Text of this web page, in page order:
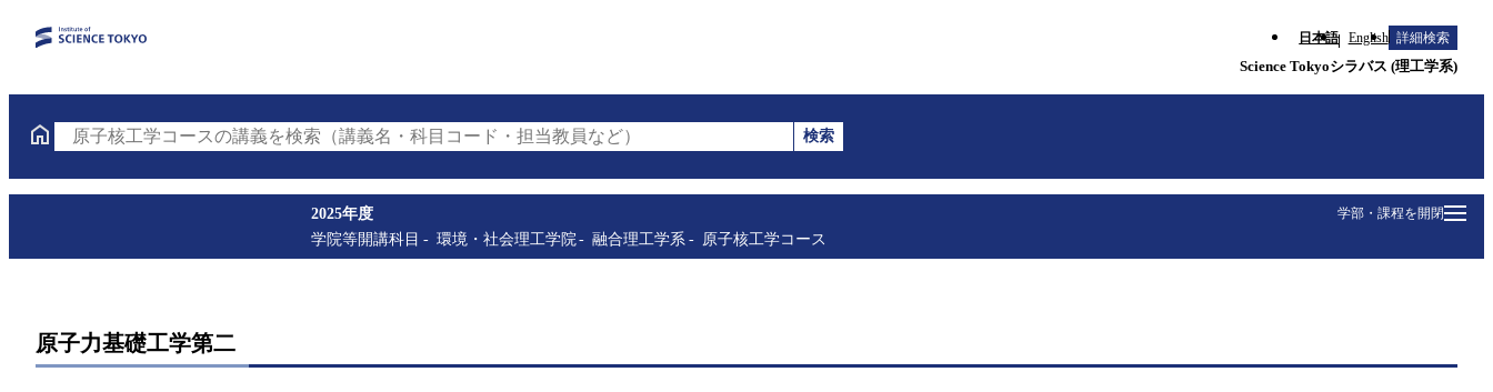
日本語 English 詳細検索
Science Tokyoシラバス (理工学系)
原子核工学コースの講義を検索（講義名・科目コード・担当教員など）
検索
学部・課程を開閉
2025年度
学院等開講科目
環境・社会理工学院 融合理工学系 原子核工学コース
原子力基礎工学第二